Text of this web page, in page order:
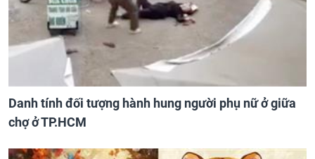
Danh tính đối tượng hành hung người phụ nữ ở giữa
chợ ở TP.HCM